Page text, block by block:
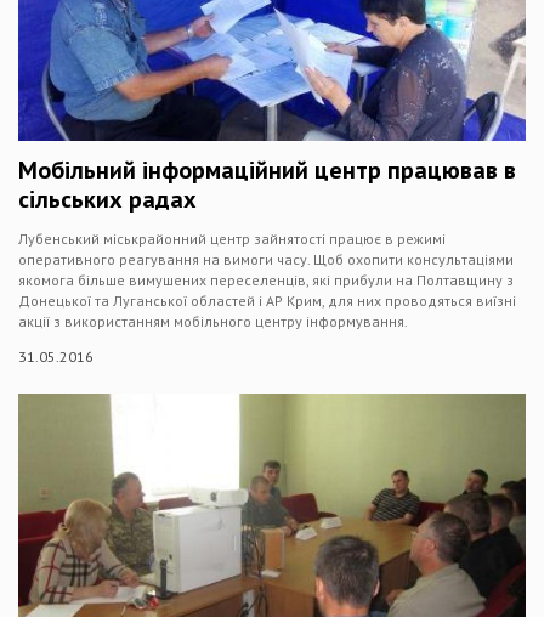
Мобільний інформаційний центр працював в
сільських радах
Лубенський міськрайонний центр зайнятості працює в режимі
оперативного реагування на вимоги часу. Щоб охопити консультаціями
якомога більше вимушених переселенців, які прибули на Полтавщину з
Донецької та Луганської областей і АР Крим, для них проводяться виїзні
акції з використанням мобільного центру інформування.
31.05.2016